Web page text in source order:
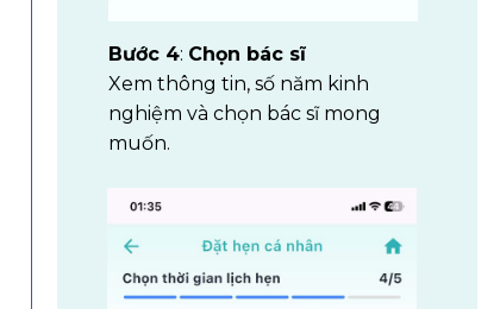
Bước 4: Chọn bác sĩ
Xem thông tin, số năm kinh
nghiệm và chọn bác sĩ mong
muốn.